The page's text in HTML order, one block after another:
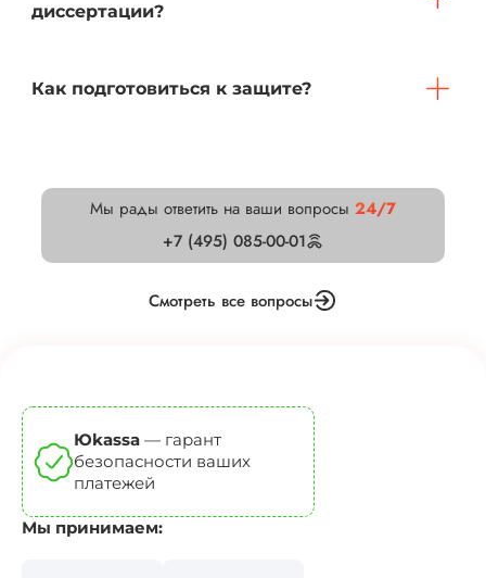
диссертации?
Как подготовиться к защите?
Мы рады ответить на ваши вопросы 24/7
+7 (495) 085-00-01
Смотреть все вопросы
Юkassa — гарант
безопасности ваших
платежей
Мы принимаем: